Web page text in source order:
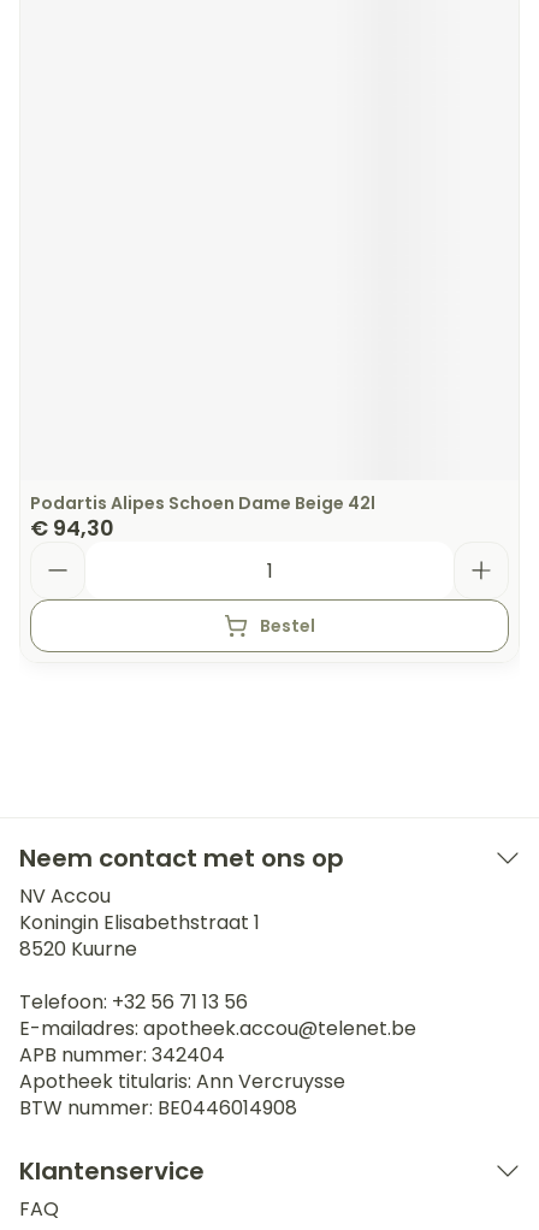
Podartis Alipes Schoen Dame Beige 42l
€ 94,30
Bestel
Neem contact met ons op
NV Accou
Koningin Elisabethstraat 1
8520 Kuurne
Telefoon: +32 56 71 13 56
E-mailadres: apotheek.accou@telenet.be
APB nummer: 342404
Apotheek titularis: Ann Vercruysse
BTW nummer: BE0446014908
Klantenservice
FAQ